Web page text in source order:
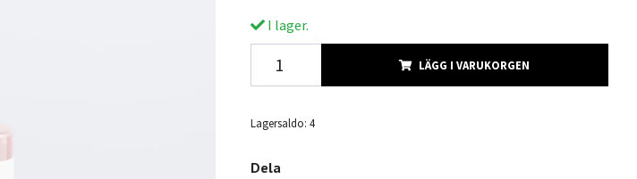
I lager.
LÄGG I VARUKORGEN
Lagersaldo: 4
Dela